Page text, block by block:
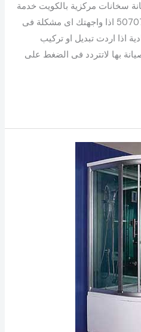
سخانات مركزية بالكويت خدمة
24 ساعة اتصل الان على 50707694 اذا واجهتك اى مشكلة فى
اذا اردت تبديل او تركيب
بها لاتتردد فى الضغط على